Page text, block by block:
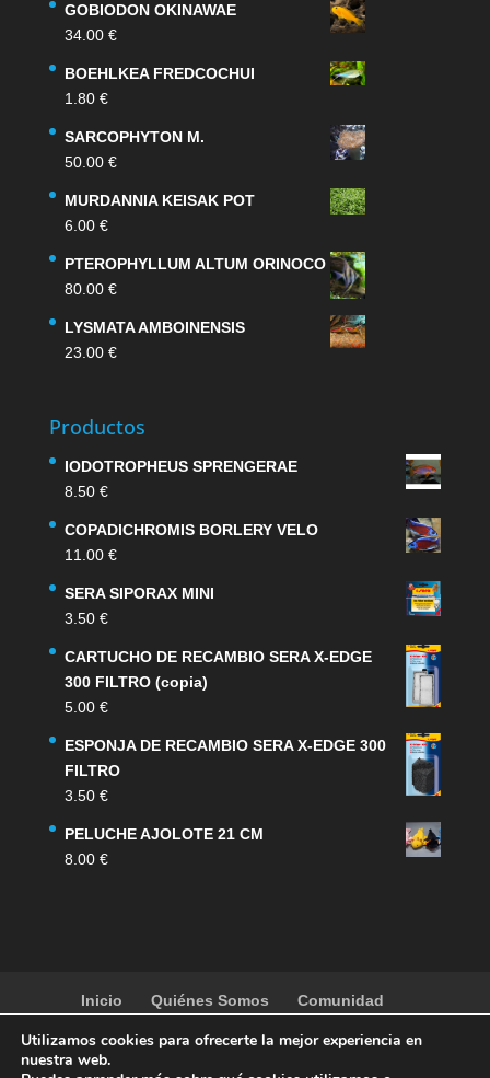
GOBIODON OKINAWAE
34.00 €
BOEHLKEA FREDCOCHUI
1.80 €
SARCOPHYTON M.
50.00 €
MURDANNIA KEISAK POT
6.00 €
PTEROPHYLLUM ALTUM ORINOCO
80.00 €
LYSMATA AMBOINENSIS
23.00 €
Productos
IODOTROPHEUS SPRENGERAE
8.50 €
COPADICHROMIS BORLERY VELO
11.00 €
SERA SIPORAX MINI
3.50 €
CARTUCHO DE RECAMBIO SERA X-EDGE
300 FILTRO (copia)
5.00 €
ESPONJA DE RECAMBIO SERA X-EDGE 300
FILTRO
3.50 €
PELUCHE AJOLOTE 21 CM
8.00 €
Inicio Quiénes Somos
Comunidad
Contacto
Tienda
Utilizamos cookies para ofrecerte la mejor experiencia en
nuestra web.